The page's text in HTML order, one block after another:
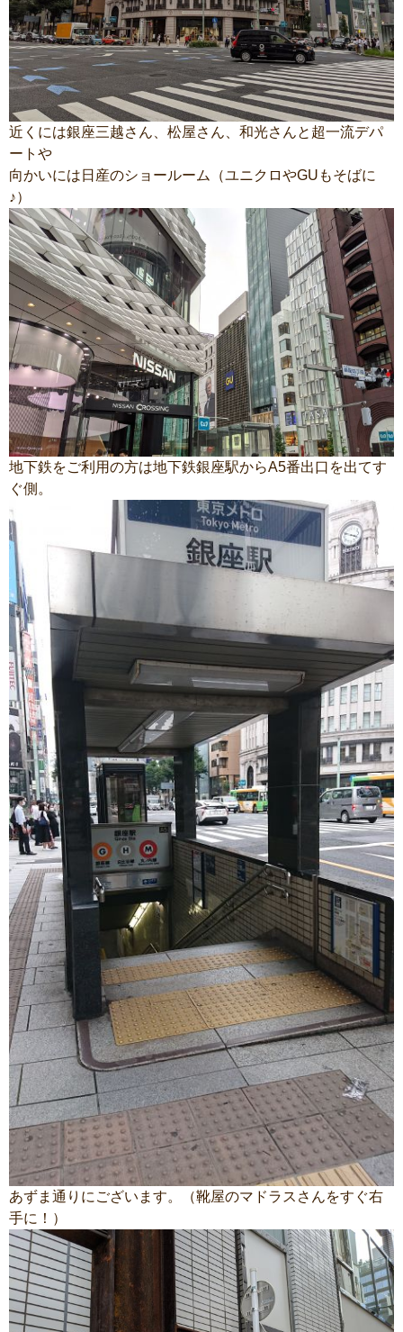
近くには銀座三越さん、松屋さん、和光さんと超一流デパ
ートや
向かいには日産のショールーム（ユニクロやGUもそばに
♪）
地下鉄をご利用の方は地下鉄銀座駅からA5番出口を出てす
ぐ側。
あずま通りにございます。（靴屋のマドラスさんをすぐ右
手に！）